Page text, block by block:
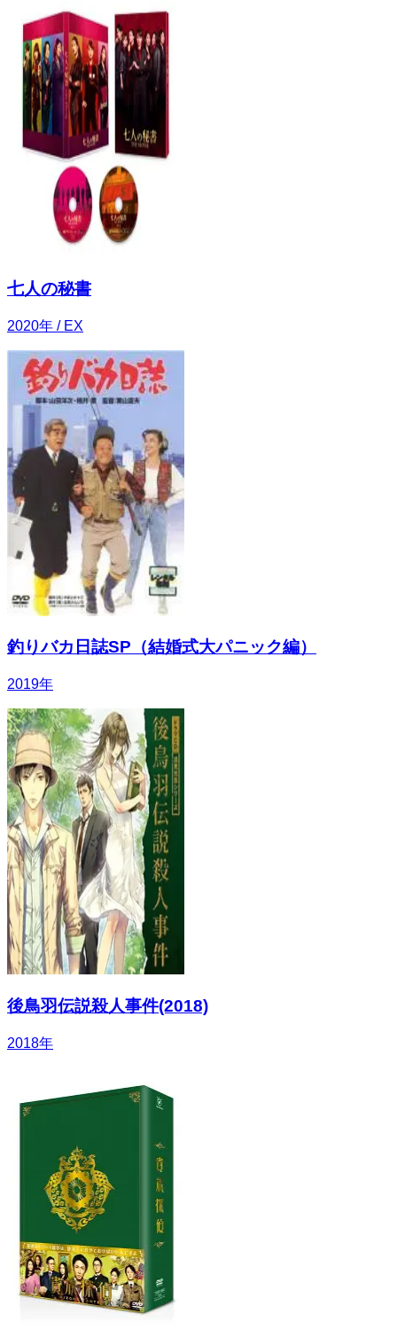
七人の秘書
2020年 / EX
釣りバカ日誌SP（結婚式大パニック編）
2019年
後鳥羽伝説殺人事件(2018)
2018年